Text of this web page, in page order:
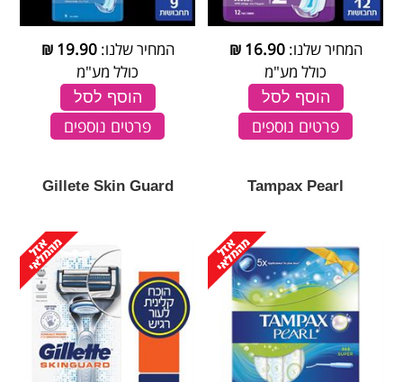
המחיר שלנו:16.90
₪
כולל מע"מ
הוסף לסל
פרטים נוספים
המחיר שלנו:19.90
₪
כולל מע"מ
הוסף לסל
פרטים נוספים
Tampax Pearl
Gillete Skin Guard